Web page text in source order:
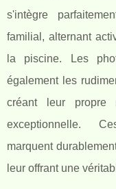
s'intègre
familial, alternant
la piscine. Les
également les
créant leur propre
exceptionnelle.
marquent
leur offrant une